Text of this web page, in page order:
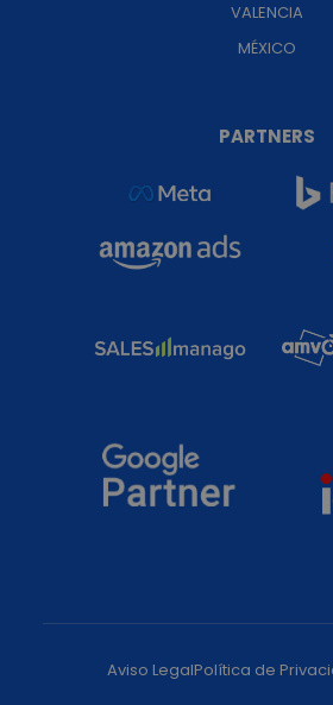
VALENCIA
MÉXICO
PARTNERS
Aviso LegalPolítica de